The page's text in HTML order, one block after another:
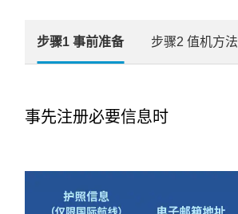
步骤1 事前准备 步骤2 值机方法
事先注册必要信息时